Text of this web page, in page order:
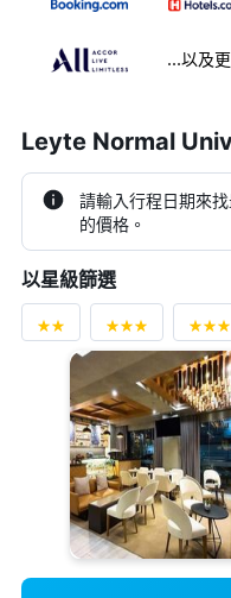
...以及
Leyte Normal
請輸入行程日期來
的價格。
以星級篩選